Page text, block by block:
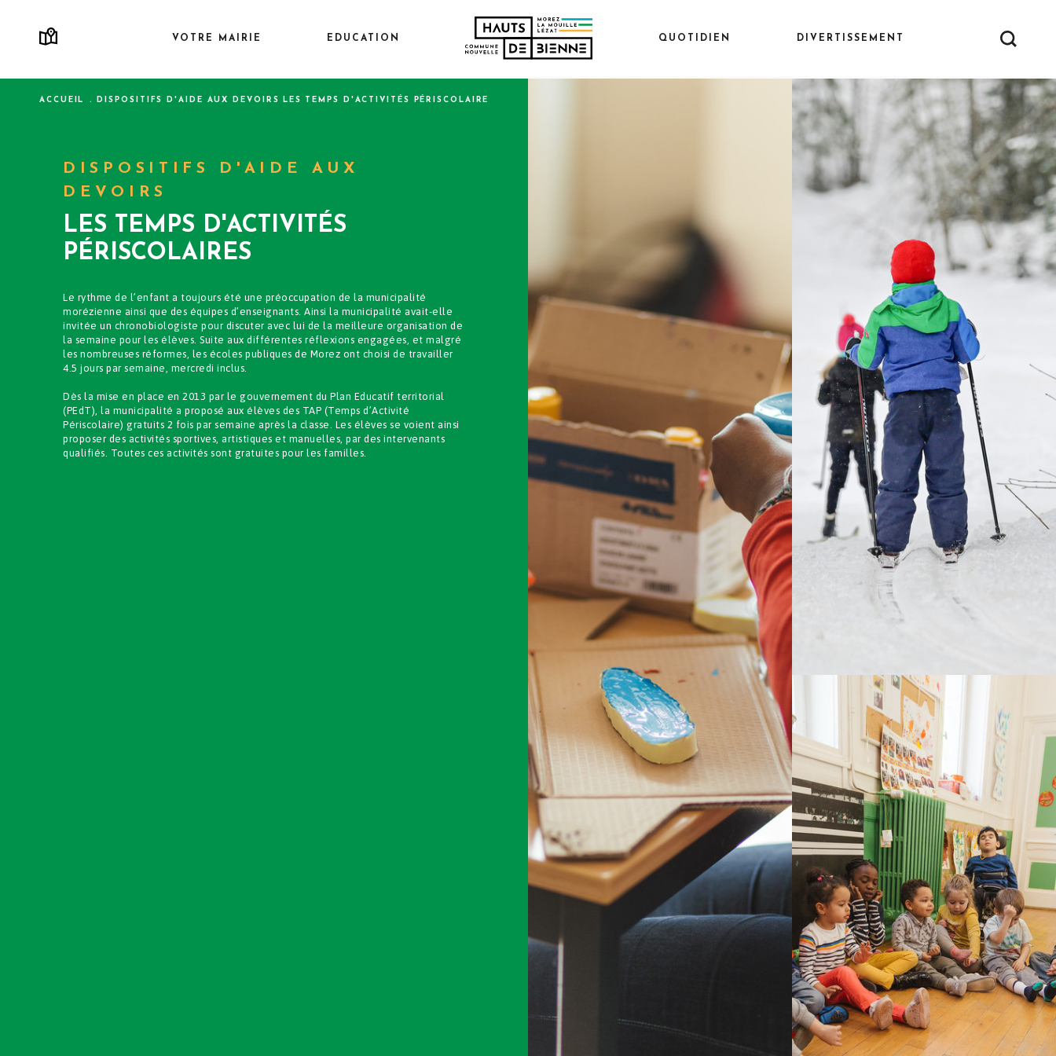
principalprincipale
VOTRE MAIRIE EDUCATION QUOTIDIEN DIVERTISSEMENT
ACCUEIL DISPOSITIFS D'AIDE AUX DEVOIRS LES TEMPS D'ACTIVITÉS PÉRISCOLAIRES
DISPOSITIFS D'AIDE AUX
DEVOIRS
LES TEMPS D'ACTIVITÉS
PÉRISCOLAIRES
Le rythme de l’enfant a toujours été une préoccupation de la municipalité
morézienne ainsi que des équipes d’enseignants. Ainsi la municipalité avait-elle
invitée un chronobiologiste pour discuter avec lui de la meilleure organisation de
la semaine pour les élèves. Suite aux différentes réflexions engagées, et malgré
les nombreuses réformes, les écoles publiques de Morez ont choisi de travailler
4.5 jours par semaine, mercredi inclus.
Dès la mise en place en 2013 par le gouvernement du Plan Educatif territorial
(PEdT), la municipalité a proposé aux élèves des TAP (Temps d’Activité
Périscolaire) gratuits 2 fois par semaine après la classe. Les élèves se voient ainsi
proposer des activités sportives, artistiques et manuelles, par des intervenants
qualifiés. Toutes ces activités sont gratuites pour les familles.